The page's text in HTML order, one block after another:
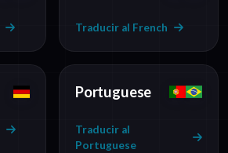
Traducir al French
Portuguese
Traducir al
Portuguese